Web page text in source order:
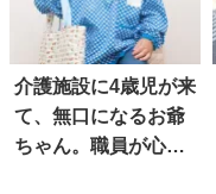
介護施設に4歳児が来
て、無口になるお爺
ちゃん。職員が心配